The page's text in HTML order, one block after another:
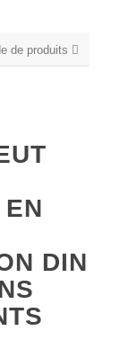
de produits
DIN